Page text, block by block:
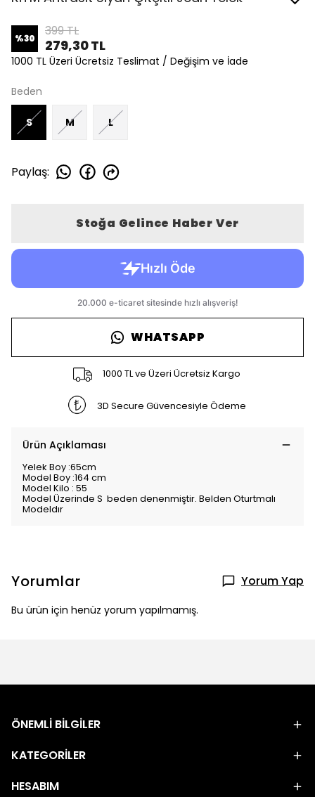
%30 399 TL
279,30 TL
1000 TL Üzeri Ücretsiz Teslimat / Değişim ve İade
Beden
S M L
Paylaş:
Stoğa Gelince Haber Ver
WHATSAPP
1000 TL ve Üzeri Ücretsiz Kargo
3D Secure Güvencesiyle Ödeme
Ürün Açıklaması
Yelek Boy :65cm
Model Boy :164 cm
Model Kilo : 55
Model Üzerinde S beden denenmiştir. Belden Oturtmalı
Modeldır
Yorumlar Yorum Yap
Bu ürün için henüz yorum yapılmamış.
ÖNEMLİ BİLGİLER
KATEGORİLER
HESABIM